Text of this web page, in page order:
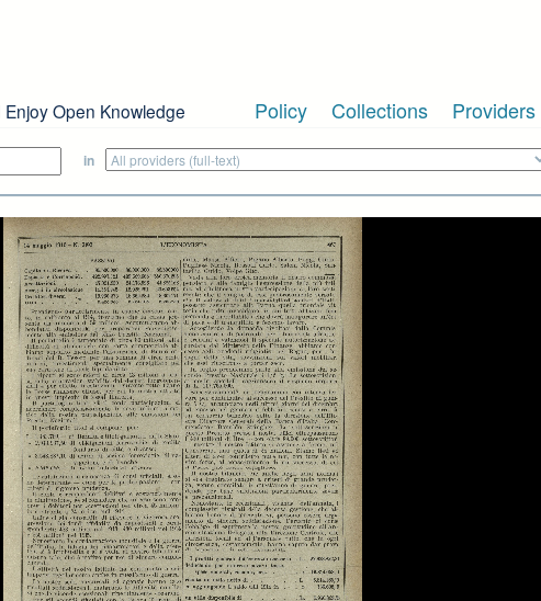
Open Knowledge Policy Collections Providers
in